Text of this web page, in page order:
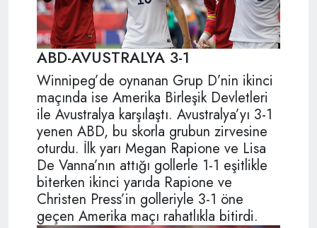
ABD-AVUSTRALYA 3-1
Winnipeg’de oynanan Grup D’nin ikinci
maçında ise Amerika Birleşik Devletleri
ile Avustralya karşılaştı. Avustralya’yı 3-1
yenen ABD, bu skorla grubun zirvesine
oturdu. İlk yarı Megan Rapione ve Lisa
De Vanna’nın attığı gollerle 1-1 eşitlikle
biterken ikinci yarıda Rapione ve
Christen Press’in golleriyle 3-1 öne
geçen Amerika maçı rahatlıkla bitirdi.